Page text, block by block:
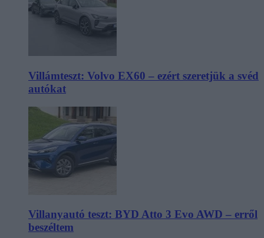
Villámteszt: Volvo EX60 – ezért szeretjük a svéd
autókat
Villanyautó teszt: BYD Atto 3 Evo AWD – erről
beszéltem